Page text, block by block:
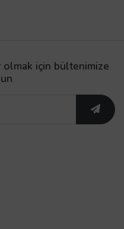
olmak için bültenimize